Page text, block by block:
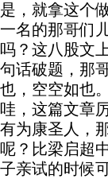
是，就拿这个
一名的那哥们
吗？这八股文
句话破题，那
也，空空如也
哇，这篇文章
有为康圣人，
呢？比梁启超
子亲试的时候